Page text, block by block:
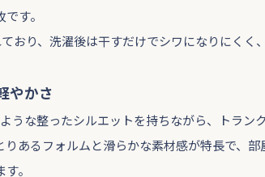
す。
おり、洗濯後は干すだけでシワになりにくく
やかさ
うな整ったシルエットを持ちながら、トラン
あるフォルムと滑らかな素材感が特長で、部
。